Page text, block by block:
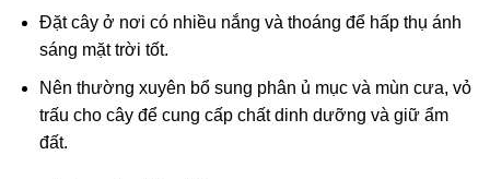
Đặt cây ở nơi có nhiều nắng và thoáng để hấp thụ ánh
sáng mặt trời tốt.
Nên thường xuyên bổ sung phân ủ mục và mùn cưa, vỏ
trấu cho cây để cung cấp chất dinh dưỡng và giữ ẩm
đất.